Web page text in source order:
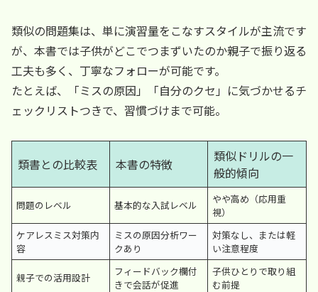
類似の問題集は、単に演習量をこなすスタイルが主流です
が、本書では子供がどこでつまずいたのか親子で振り返る
工夫も多く、丁寧なフォローが可能です。
たとえば、「ミスの原因」「自分のクセ」に気づかせるチ
ェックリストつきで、習慣づけまで可能。
類書との比較表 本書の特徴
類似ドリルの一
般的傾向
問題のレベル 基本的な入試レベル
やや高め（応用重
視）
ケアレスミス対策内
容
ミスの原因分析ワー
クあり
対策なし、または軽
い注意程度
親子での活用設計
フィードバック欄付
きで会話が促進
子供ひとりで取り組
む前提